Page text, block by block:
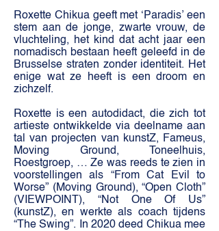
Roxette Chikua geeft met ‘Paradis’ een
stem aan de jonge, zwarte vrouw, de
vluchteling, het kind dat acht jaar een
nomadisch bestaan heeft geleefd in de
Brusselse straten zonder identiteit. Het
enige wat ze heeft is een droom en
zichzelf.
Roxette is een autodidact, die zich tot
artieste ontwikkelde via deelname aan
tal van projecten van kunstZ, Fameus,
Moving Ground, Toneelhuis,
Roestgroep, … Ze was reeds te zien in
voorstellingen als “From Cat Evil to
Worse” (Moving Ground), “Open Cloth”
(VIEWPOINT), “Not One Of Us”
(kunstZ), en werkte als coach tijdens
“The Swing”. In 2020 deed Chikua mee